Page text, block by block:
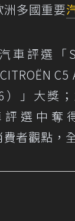
多國重要
評選「
）」大獎
選中奪
者觀點，